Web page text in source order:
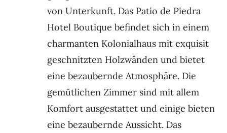
von Unterkunft. Das Patio de Piedra
Hotel Boutique befindet sich in einem
charmanten Kolonialhaus mit exquisit
geschnitzten Holzwänden und bietet
eine bezaubernde Atmosphäre. Die
gemütlichen Zimmer sind mit allem
Komfort ausgestattet und einige bieten
eine bezaubernde Aussicht. Das